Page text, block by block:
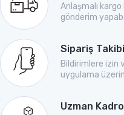
Anlaşmalı
gönderim
Sipariş Takibi
Bildirimlere izin
uygulama
Uzman Kadro